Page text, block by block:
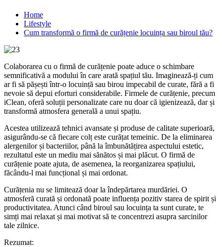
Home
Lifestyle
Cum transformă o firmă de curățenie locuința sau biroul tău?
Colaborarea cu o firmă de curățenie poate aduce o schimbare
semnificativă a modului în care arată spațiul tău. Imaginează-ți cum
ar fi să pășești într-o locuință sau birou impecabil de curate, fără a fi
nevoie să depui eforturi considerabile. Firmele de curățenie, precum
iClean, oferă soluții personalizate care nu doar că igienizează, dar și
transformă atmosfera generală a unui spațiu.
Acestea utilizează tehnici avansate și produse de calitate superioară,
asigurându-se că fiecare colț este curățat temeinic. De la eliminarea
alergenilor și bacteriilor, până la îmbunătățirea aspectului estetic,
rezultatul este un mediu mai sănătos și mai plăcut. O firmă de
curățenie poate ajuta, de asemenea, la reorganizarea spațiului,
făcându-l mai funcțional și mai ordonat.
Curățenia nu se limitează doar la îndepărtarea murdăriei. O
atmosferă curată și ordonată poate influența pozitiv starea de spirit și
productivitatea. Atunci când biroul sau locuința ta sunt curate, te
simți mai relaxat și mai motivat să te concentrezi asupra sarcinilor
tale zilnice.
Rezumat: